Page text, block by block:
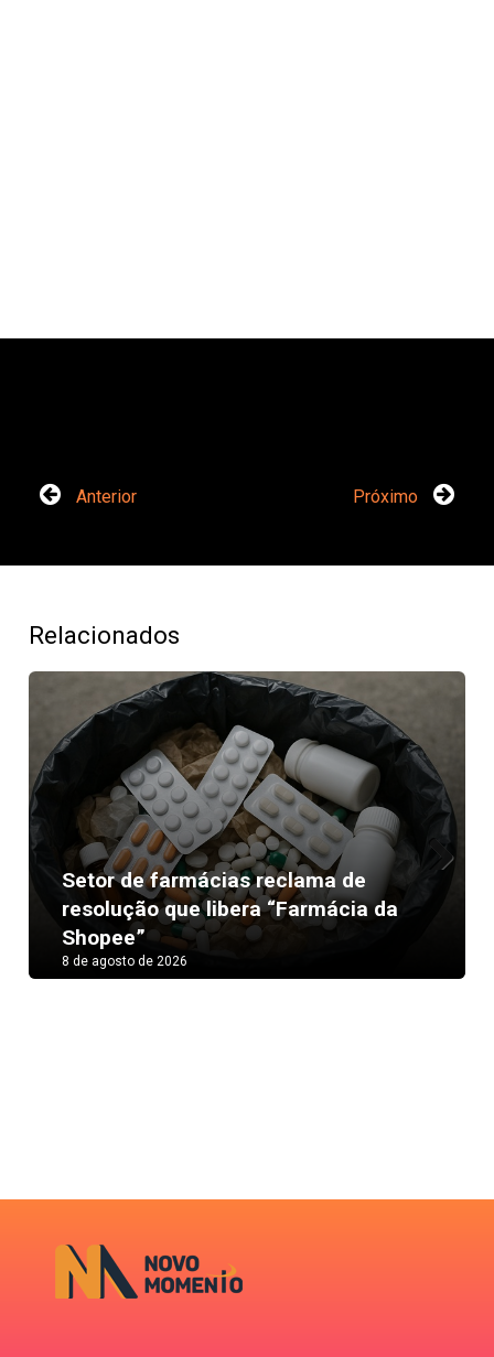
Anterior Próximo
Relacionados
Setor de farmácias reclama de
resolução que libera “Farmácia da
Shopee”
8 de agosto de 2026
Next